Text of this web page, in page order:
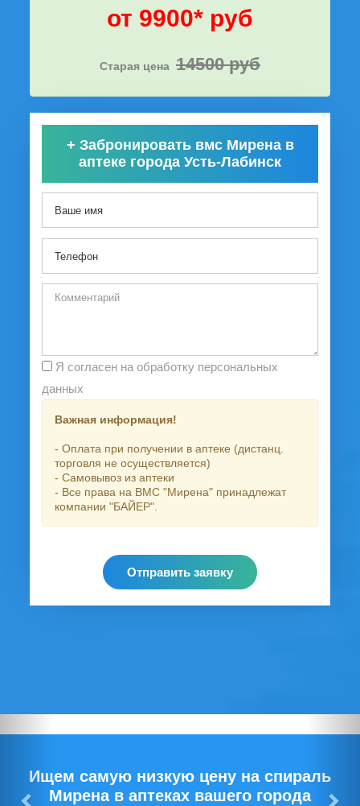
от 9900* руб
Старая цена 14500 руб
+ Забронировать вмс Мирена в
аптеке города Усть-Лабинск
данных
Важная информация!
- Оплата при получении в аптеке (дистанц.
торговля не осуществляется)
- Самовывоз из аптеки
- Все права на ВМС "Мирена" принадлежат
компании "БАЙЕР".
Отправить заявку
Ищем самую низкую цену на спираль
Мирена в аптеках вашего города